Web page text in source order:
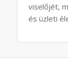
viselőjét,
és üzleti